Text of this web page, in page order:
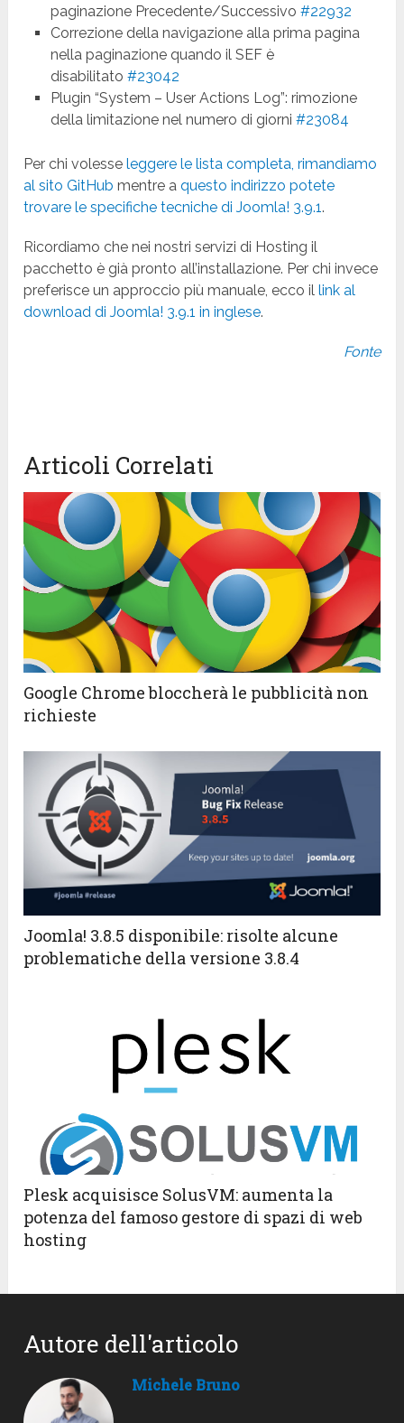
paginazione Precedente/Successivo#22932
Correzione della navigazione alla prima pagina
nella paginazione quando il SEF è
disabilitato#23042
Plugin “System – User Actions Log”: rimozione
della limitazione nel numero di giorni#23084
Per chi volesseleggere le lista completa, rimandiamo
al sito GitHub mentre aquesto indirizzo potete
trovare le specifiche tecniche di Joomla! 3.9.1.
Ricordiamo che nei nostri servizi di Hosting il
pacchetto è già pronto all’installazione. Per chi invece
preferisce un approccio più manuale, ecco illink al
download di Joomla! 3.9.1 in inglese.
Fonte
Articoli Correlati
Google Chrome bloccherà le pubblicità non
richieste
Joomla! 3.8.5 disponibile: risolte alcune
problematiche della versione 3.8.4
Plesk acquisisce SolusVM: aumenta la
potenza del famoso gestore di spazi di web
hosting
Autore dell'articolo
Michele Bruno